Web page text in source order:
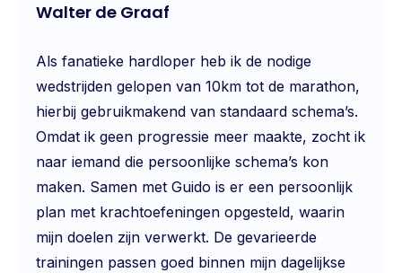
Walter de Graaf
Als fanatieke hardloper heb ik de nodige
wedstrijden gelopen van 10km tot de marathon,
hierbij gebruikmakend van standaard schema’s.
Omdat ik geen progressie meer maakte, zocht ik
naar iemand die persoonlijke schema’s kon
maken. Samen met Guido is er een persoonlijk
plan met krachtoefeningen opgesteld, waarin
mijn doelen zijn verwerkt. De gevarieerde
trainingen passen goed binnen mijn dagelijkse